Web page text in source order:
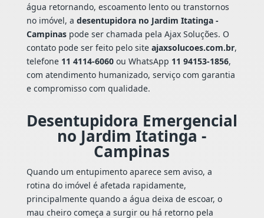
água retornando, escoamento lento ou transtornos
no imóvel, a desentupidora no Jardim Itatinga -
Campinaspode ser chamada pela Ajax Soluções. O
contato pode ser feito pelo site ajaxsolucoes.com.br,
telefone 11 4114-6060ou WhatsApp 11 94153-1856,
com atendimento humanizado, serviço com garantia
e compromisso com qualidade.
Desentupidora Emergencial
no Jardim Itatinga -
Campinas
Quando um entupimento aparece sem aviso, a
rotina do imóvel é afetada rapidamente,
principalmente quando a água deixa de escoar, o
mau cheiro começa a surgir ou há retorno pela